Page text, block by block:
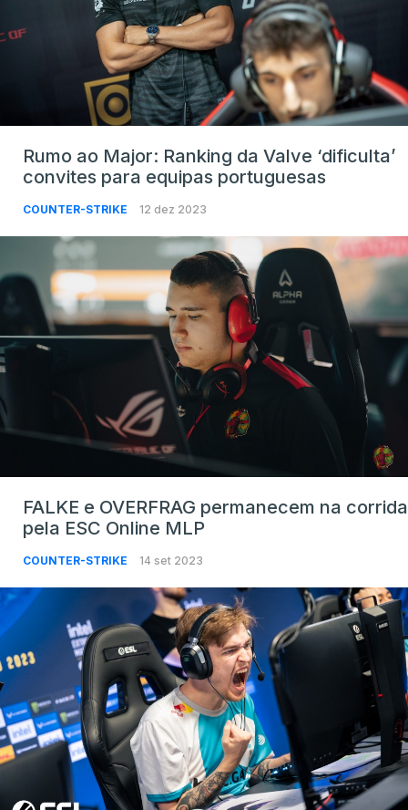
Rumo ao Major: Ranking da Valve ‘dificulta’
convites para equipas portuguesas
COUNTER-STRIKE 12 dez 2023
FALKE e OVERFRAG permanecem na corrida
pela ESC Online MLP
COUNTER-STRIKE 14 set 2023